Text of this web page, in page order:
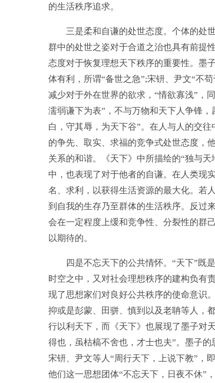
的生活秩序追求。
三是柔和自谦的处世态度。个体的处世
群中的处世之姿对于合道之治也具有前提
态度对于恢复理想天下秩序的重要性。墨
体有利，所谓“备世之急”;宋钘、尹文“不
减少对于外在世界的欲求，“情欲寡浅”，
濡弱谦下为表”，不与万物和天下人争锋
白，守其辱，为天下谷”。在人与人的交
的争先、取实、求福的竞争式处世态度，
关系的和谐。《天下》中所描绘的“独与
中，也表现了对于他者的自谦。在人类现
名、求利，以获得生活资源的最大化。若
到自我的生存乃至群体的生活秩序。反过
会在一定程度上缓和竞争性、分裂性的群
以期待的。
四是不忘天下的公共情怀。“天下”既是
时空之中，又对社会理想秩序的建构负有
现了思想家们对良好公共秩序的使命意识
抑或是彭蒙、田骈、慎到以及老聃等人，
行以利天下，而《天下》也展现了墨子对
得也，虽枯槁不舍也，才士也夫”。墨子
宋钘、尹文等人“周行天下，上说下教”，
他们这一思想团体“不忘天下，日夜不休”